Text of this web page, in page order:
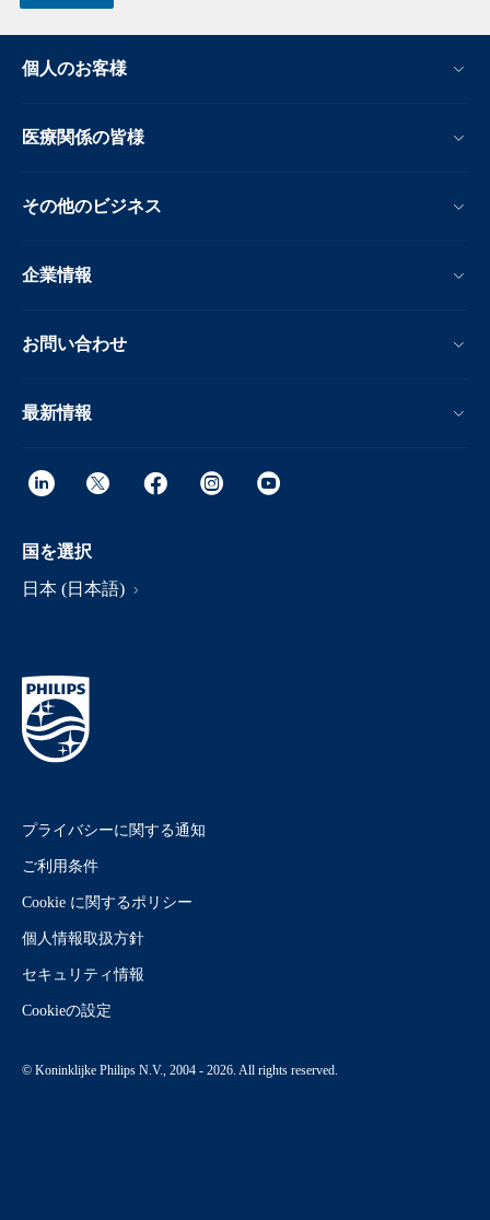
個人のお客様
医療関係の皆様
その他のビジネス
企業情報
お問い合わせ
最新情報
国を選択
日本 (日本語)
プライバシーに関する通知
ご利用条件
Cookie に関するポリシー
個人情報取扱方針
セキュリティ情報
Cookieの設定
© Koninklijke Philips N.V., 2004 - 2026. All rights reserved.